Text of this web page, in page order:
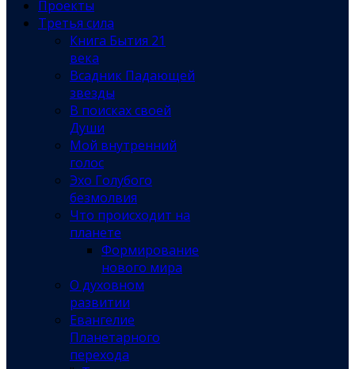
Проекты
Третья сила
Книга Бытия 21
века
Всадник Падающей
звезды
В поисках своей
Души
Мой внутренний
голос
Эхо Голубого
безмолвия
Что происходит на
планете
Формирование
нового мира
О духовном
развитии
Евангелие
Планетарного
перехода